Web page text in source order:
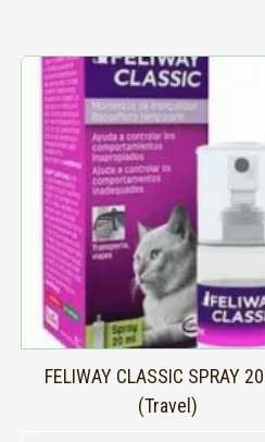
FELIWAY CLASSIC SPRAY
(Travel)